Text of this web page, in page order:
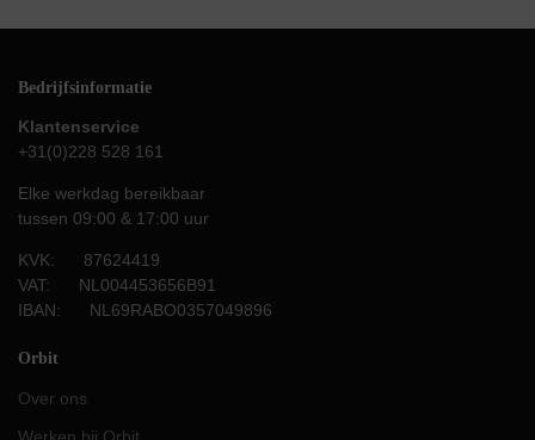
Bedrijfsinformatie
Klantenservice
+31(0)228 528 161
Elke werkdag bereikbaar
tussen 09:00 & 17:00 uur
KVK: 87624419
VAT: NL004453656B91
IBAN: NL69RABO0357049896
Orbit
Over ons